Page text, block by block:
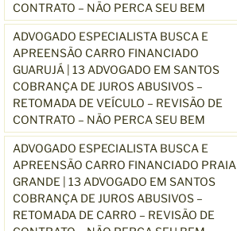
CONTRATO – NÃO PERCA SEU BEM
ADVOGADO ESPECIALISTA BUSCA E
APREENSÃO CARRO FINANCIADO
GUARUJÁ | 13 ADVOGADO EM SANTOS
COBRANÇA DE JUROS ABUSIVOS –
RETOMADA DE VEÍCULO – REVISÃO DE
CONTRATO – NÃO PERCA SEU BEM
ADVOGADO ESPECIALISTA BUSCA E
APREENSÃO CARRO FINANCIADO PRAIA
GRANDE | 13 ADVOGADO EM SANTOS
COBRANÇA DE JUROS ABUSIVOS –
RETOMADA DE CARRO – REVISÃO DE